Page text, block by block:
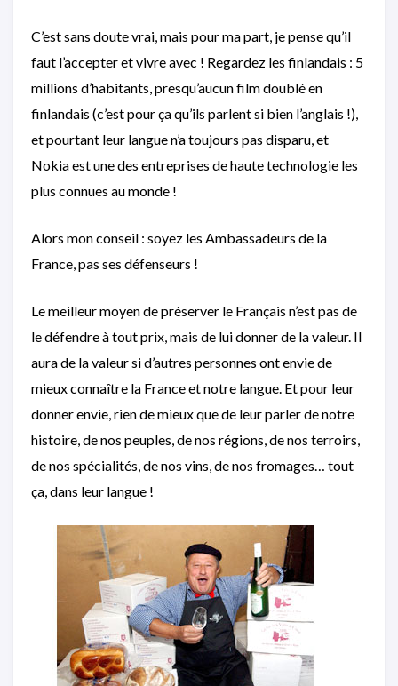
C’est sans doute vrai, mais pour ma part, je pense qu’il
faut l’accepter et vivre avec ! Regardez les finlandais : 5
millions d’habitants, presqu’aucun film doublé en
finlandais (c’est pour ça qu’ils parlent si bien l’anglais !),
et pourtant leur langue n’a toujours pas disparu, et
Nokia est une des entreprises de haute technologie les
plus connues au monde !
Alors mon conseil : soyez les Ambassadeurs de la
France, pas ses défenseurs !
Le meilleur moyen de préserver le Français n’est pas de
le défendre à tout prix, mais de lui donner de la valeur. Il
aura de la valeur si d’autres personnes ont envie de
mieux connaître la France et notre langue. Et pour leur
donner envie, rien de mieux que de leur parler de notre
histoire, de nos peuples, de nos régions, de nos terroirs,
de nos spécialités, de nos vins, de nos fromages… tout
ça, dans leur langue !